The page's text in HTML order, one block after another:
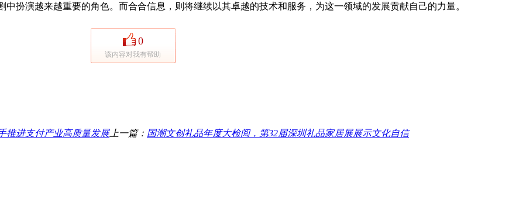
扮演越来越重要的角色。而合合信息，则将继续以其卓越的技术和服务，为这一领域的发展贡献自己的力量。
0
该内容对我有帮助
推进支付产业高质量发展上一篇： 国潮文创礼品年度大检阅，第32届深圳礼品家居展展示文化自信